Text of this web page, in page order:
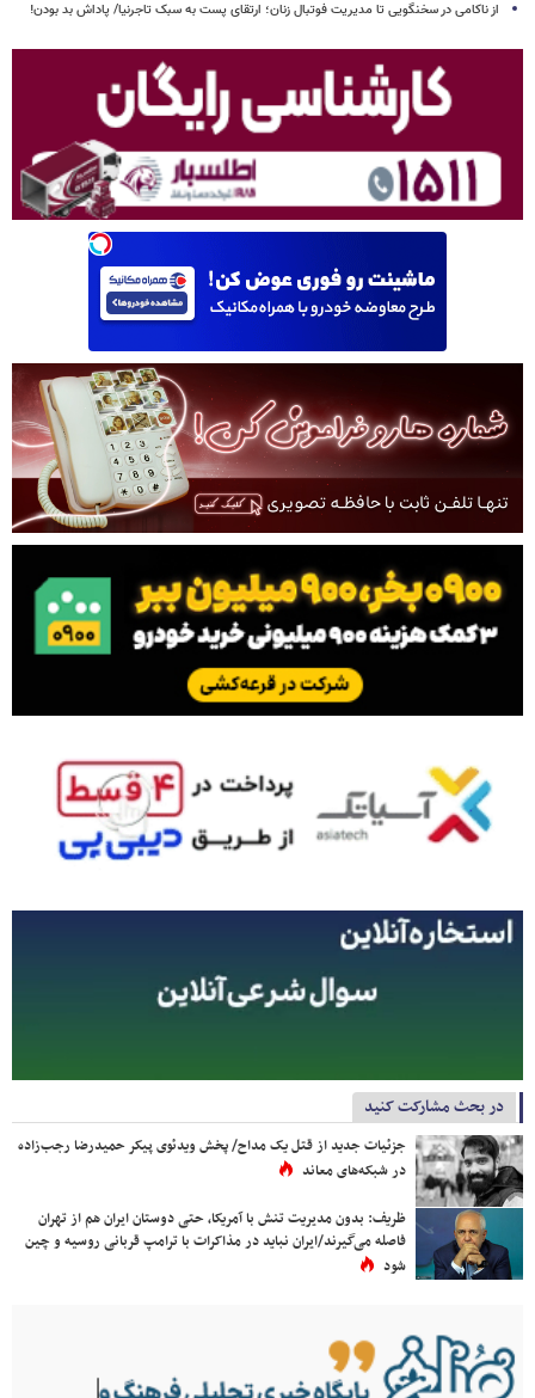
از ناکامی در سخنگویی تا مدیریت فوتبال زنان؛ ارتقای پست به سبک تاجرنیا/ پاداش بد بودن!
در بحث مشارکت کنید
جزئیات جدید از قتل یک مداح/ پخش ویدئوی پیکر حمیدرضا رجب‌زاده
در شبکه‌های معاند
ظریف: بدون مدیریت تنش با آمریکا، حتی دوستان ایران هم از تهران
فاصله می‌گیرند/ایران نباید در مذاکرات با ترامپ قربانی روسیه و چین
شود